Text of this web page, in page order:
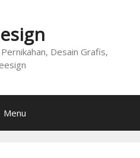
Desain Grafis,
Menu